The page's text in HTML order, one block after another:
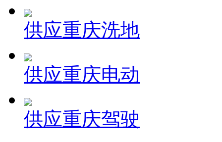
供应重庆洗地
供应重庆电动
供应重庆驾驶